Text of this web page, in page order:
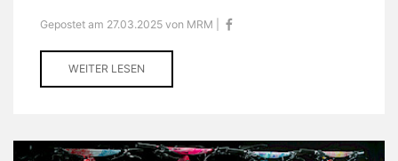
Gepostet am 27.03.2025 von MRM |
WEITER LESEN